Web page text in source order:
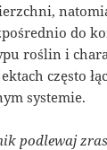
do
roślin i
często
systemie.
podlewaj